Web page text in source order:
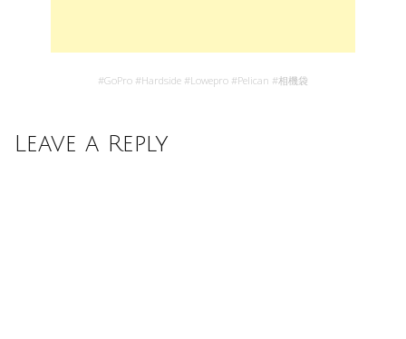
#GoPro #Hardside #Lowepro #Pelican #相機袋
Leave a Reply